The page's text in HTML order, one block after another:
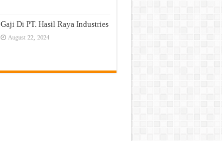
Gaji Di PT. Hasil Raya Industries
August 22, 2024